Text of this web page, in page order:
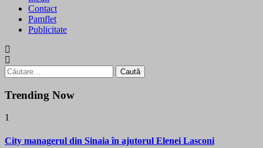
Contact
Pamflet
Publicitate
Caută
după:
Trending Now
1
City managerul din Sinaia în ajutorul Elenei Lasconi